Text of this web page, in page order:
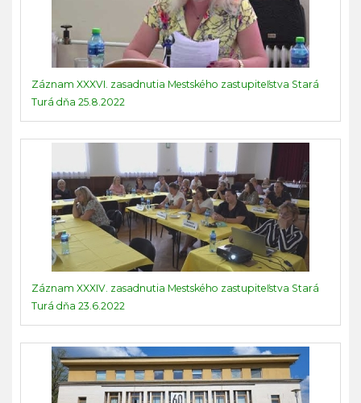
Záznam XXXVI. zasadnutia Mestského zastupiteľstva Stará
Turá dňa 25.8.2022
Záznam XXXIV. zasadnutia Mestského zastupiteľstva Stará
Turá dňa 23.6.2022